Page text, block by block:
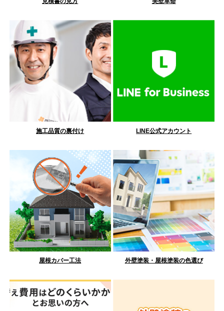
施工品質の裏付け LINE公式アカウント
屋根カバー工法 外壁塗装・屋根塗装の色選び